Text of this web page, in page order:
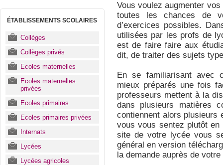
ÉTABLISSEMENTS SCOLAIRES
Collèges
Collèges privés
Ecoles maternelles
Ecoles maternelles
privées
Ecoles primaires
Ecoles primaires privées
Internats
Lycées
Lycées agricoles
Vous voulez augmenter
toutes les chances de
d’exercices possibles.
utilisées par les profs de
est de faire faire aux
dit, de traiter des sujets
En se familiarisant avec
mieux préparés une fois
professeurs mettent à la
dans plusieurs matières
contiennent alors plusieurs
vous vous sentez plutôt
site de votre lycée vous
général en version
la demande auprès de